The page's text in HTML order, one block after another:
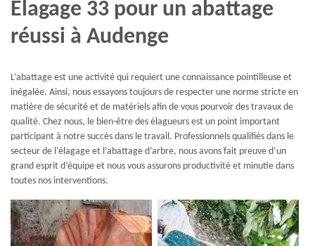
Elagage 33 pour un abattage
réussi à Audenge
L’abattage est une activité qui requiert une connaissance pointilleuse et
inégalée. Ainsi, nous essayons toujours de respecter une norme stricte en
matière de sécurité et de matériels afin de vous pourvoir des travaux de
qualité. Chez nous, le bien-être des élagueurs est un point important
participant à notre succès dans le travail. Professionnels qualifiés dans le
secteur de l’élagage et l’abattage d’arbre, nous avons fait preuve d’un
grand esprit d’équipe et nous vous assurons productivité et minutie dans
toutes nos interventions.